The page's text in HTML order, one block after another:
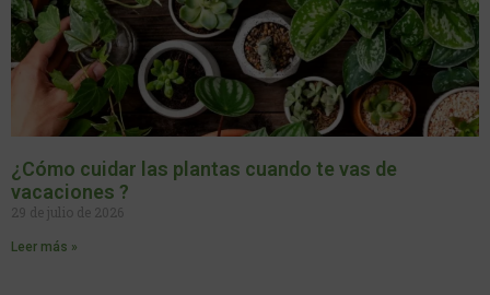
¿Cómo cuidar las plantas cuando te vas de
vacaciones ?
29 de julio de 2026
Leer más »